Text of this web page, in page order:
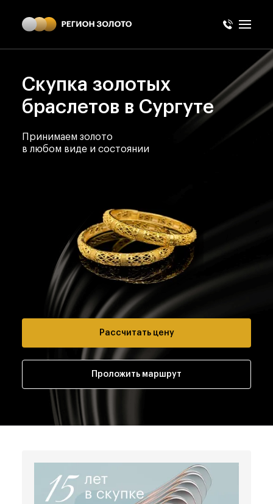
Скупка золотых
браслетов в Сургуте
Принимаем золото
в любом виде и состоянии
Рассчитать цену
Проложить маршрут